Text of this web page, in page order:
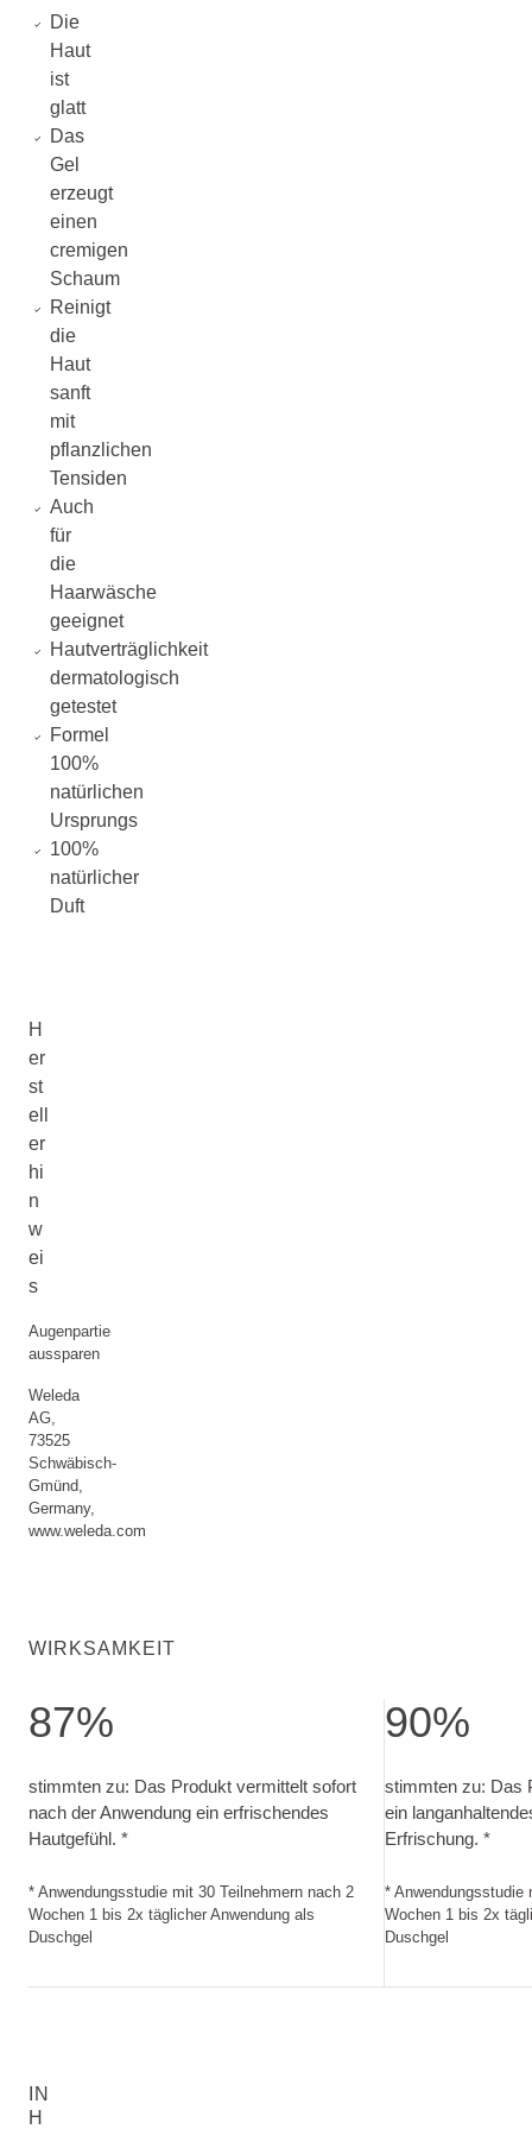
Die
Haut
ist
glatt
Das
Gel
erzeugt
einen
cremigen
Schaum
Reinigt
die
Haut
sanft
mit
pflanzlichen
Tensiden
Auch
für
die
Haarwäsche
geeignet
Hautverträglichkeit
dermatologisch
getestet
Formel
100%
natürlichen
Ursprungs
100%
natürlicher
Duft
H
er
st
ell
er
hi
n
w
ei
s
Augenpartie
aussparen
Weleda
AG,
73525
Schwäbisch-
Gmünd,
Germany,
www.weleda.com
WIRKSAMKEIT
87%
stimmten zu: Das Produkt vermittelt sofort
nach der Anwendung ein erfrischendes
Hautgefühl. *
* Anwendungsstudie mit 30 Teilnehmern nach 2
Wochen 1 bis 2x täglicher Anwendung als
Duschgel
90%
stimmten zu: Das
ein
Erfrischung. *
* Anwendungsstudie
Wochen 1 bis 2x
Duschgel
IN
H